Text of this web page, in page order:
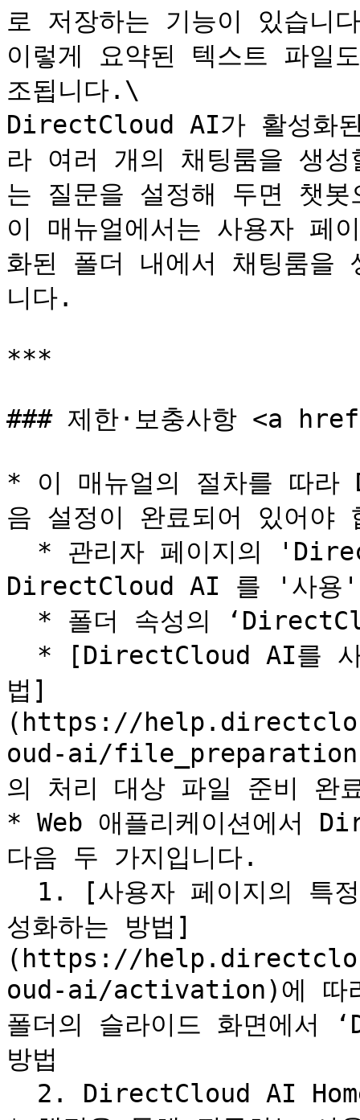
로 저장하는 기능이 있습니
이렇게 요약된 텍스트 파
조됩니다.\
DirectCloud AI가 활성화
라 여러 개의 채팅룸을 생
는 질문을 설정해 두면 챗
이 매뉴얼에서는 사용자
화된 폴더 내에서 채팅룸을
니다.
***
### 제한·보충사항 <a
* 이 매뉴얼의 절차를 따
음 설정이 완료되어 있어야
DirectCloud AI 를 '사용'
법]
(https://
oud-ai/
의 처리 대상 파일 준비 완
* Web 애플리케이션에서
다음 두 가지입니다.
성화하는 방법]
(https://
oud-ai/activation)에 따
폴더의 슬라이드 화면에서
방법